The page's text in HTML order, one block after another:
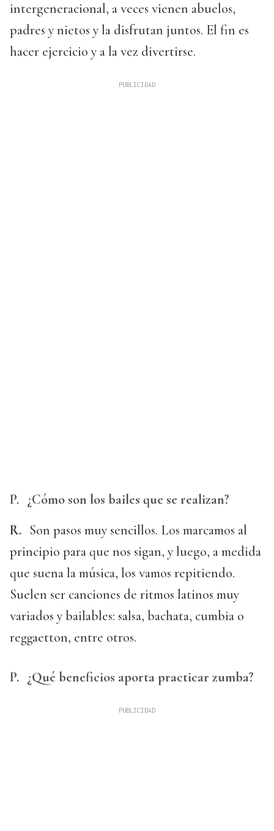
intergeneracional, a veces vienen abuelos,
padres y nietos y la disfrutan juntos. El fin es
hacer ejercicio y a la vez divertirse.
P. ¿Cómo son los bailes que se realizan?
R. Son pasos muy sencillos. Los marcamos al
principio para que nos sigan, y luego, a medida
que suena la música, los vamos repitiendo.
Suelen ser canciones de ritmos latinos muy
variados y bailables: salsa, bachata, cumbia o
reggaetton, entre otros.
P. ¿Qué beneficios aporta practicar zumba?